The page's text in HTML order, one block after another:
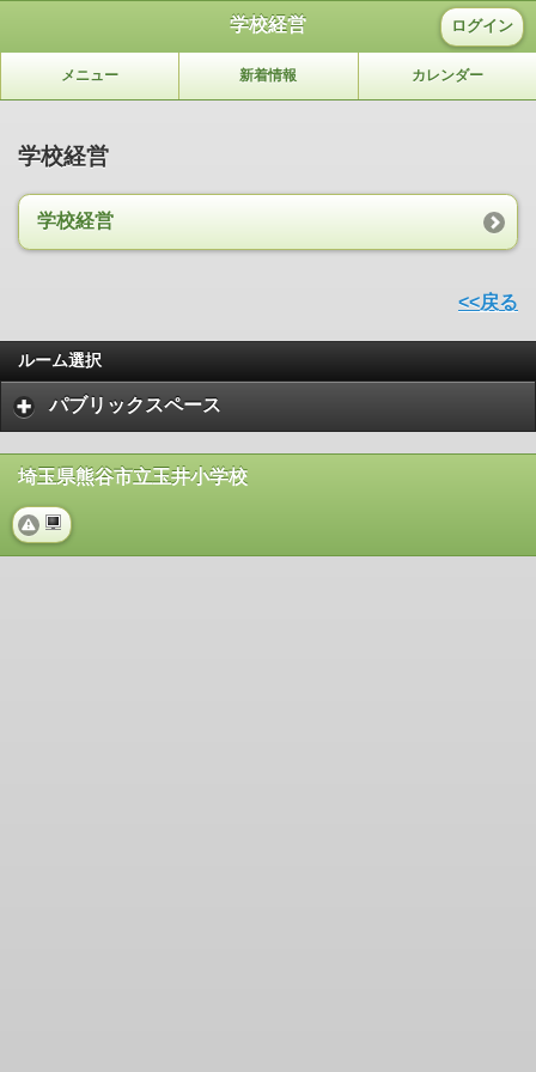
学校経営 ログイン
メニュー 新着情報 カレンダー
学校経営
学校経営
<<戻る
ルーム選択
パブリックスペース
埼玉県熊谷市立玉井小学校